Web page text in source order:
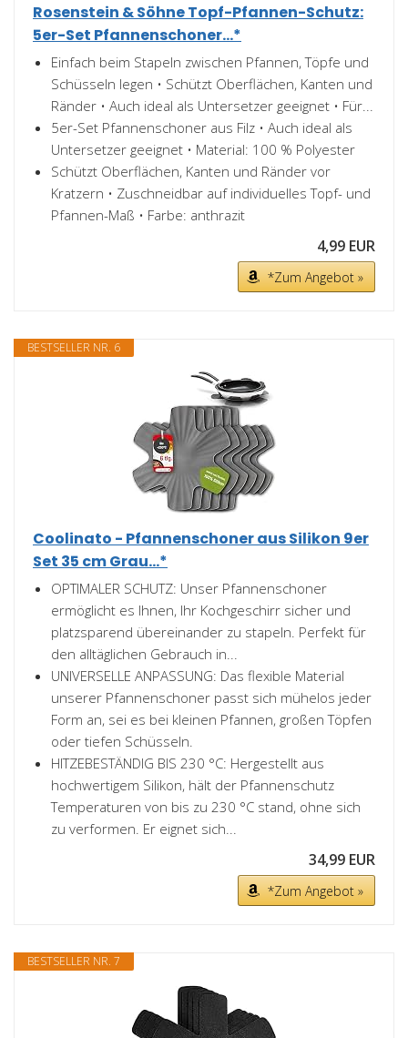
Rosenstein & Söhne Topf-Pfannen-Schutz:
5er-Set Pfannenschoner...*
Einfach beim Stapeln zwischen Pfannen, Töpfe und
Schüsseln legen • Schützt Oberflächen, Kanten und
Ränder • Auch ideal als Untersetzer geeignet • Für...
5er-Set Pfannenschoner aus Filz • Auch ideal als
Untersetzer geeignet • Material: 100 % Polyester
Schützt Oberflächen, Kanten und Ränder vor
Kratzern • Zuschneidbar auf individuelles Topf- und
Pfannen-Maß • Farbe: anthrazit
4,99 EUR
*Zum Angebot »
BESTSELLER NR. 6
Coolinato - Pfannenschoner aus Silikon 9er
Set 35 cm Grau...*
OPTIMALER SCHUTZ: Unser Pfannenschoner
ermöglicht es Ihnen, Ihr Kochgeschirr sicher und
platzsparend übereinander zu stapeln. Perfekt für
den alltäglichen Gebrauch in...
UNIVERSELLE ANPASSUNG: Das flexible Material
unserer Pfannenschoner passt sich mühelos jeder
Form an, sei es bei kleinen Pfannen, großen Töpfen
oder tiefen Schüsseln.
HITZEBESTÄNDIG BIS 230 °C: Hergestellt aus
hochwertigem Silikon, hält der Pfannenschutz
Temperaturen von bis zu 230 °C stand, ohne sich
zu verformen. Er eignet sich...
34,99 EUR
*Zum Angebot »
BESTSELLER NR. 7